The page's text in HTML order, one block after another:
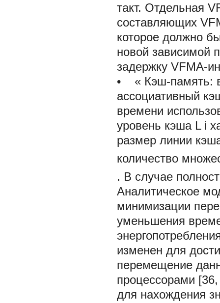
такт. Отдельная
составляющих
которое должно
новой зависимой
задержку VFMA-
• « Кэш-память:
ассоциативный
времени
уровень кэша L i
размер линии
количество
. В случае
Аналитическое
минимизации
уменьшения
изменен для
перемещение
процессорами
для нахождения